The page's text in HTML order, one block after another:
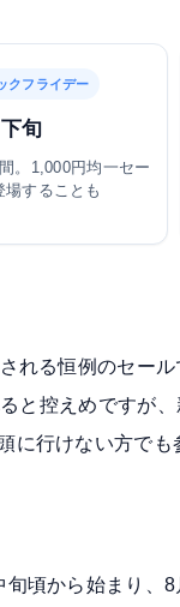
クフライデー
旬
。1,000円均一セー
場することも
れる恒例のセー
と控えめですが、
に行けない方でも
頃から始まり、